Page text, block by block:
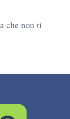
che non ti